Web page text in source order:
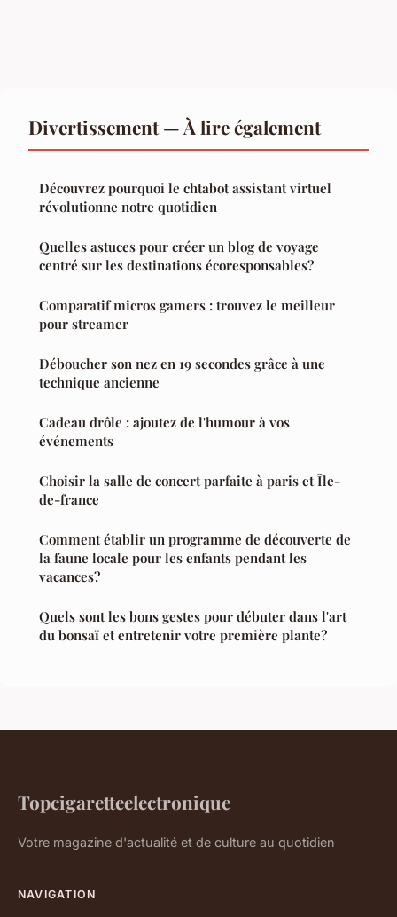
Divertissement — À lire également
Découvrez pourquoi le chtabot assistant virtuel
révolutionne notre quotidien
Quelles astuces pour créer un blog de voyage
centré sur les destinations écoresponsables?
Comparatif micros gamers : trouvez le meilleur
pour streamer
Déboucher son nez en 19 secondes grâce à une
technique ancienne
Cadeau drôle : ajoutez de l'humour à vos
événements
Choisir la salle de concert parfaite à paris et Île-
de-france
Comment établir un programme de découverte de
la faune locale pour les enfants pendant les
vacances?
Quels sont les bons gestes pour débuter dans l'art
du bonsaï et entretenir votre première plante?
Topcigaretteelectronique
Votre magazine d'actualité et de culture au quotidien
NAVIGATION